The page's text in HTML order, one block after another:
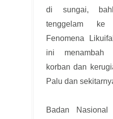
di sungai,
tenggelam
Fenomena
ini menambah
korban dan
Palu dan
Badan Nasional